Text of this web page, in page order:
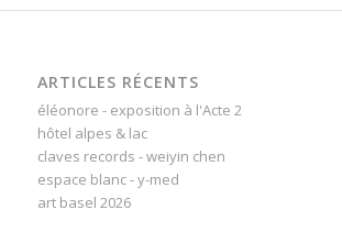
ARTICLES RÉCENTS
éléonore - exposition à l'Acte 2
hôtel alpes & lac
claves records - weiyin chen
espace blanc - y-med
art basel 2026